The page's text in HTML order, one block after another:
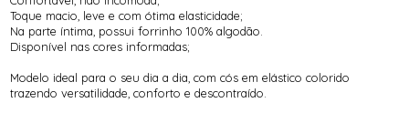
Toque macio, leve e com ótima elasticidade;
Na parte íntima, possui forrinho 100% algodão.
Disponível nas cores informadas;
Modelo ideal para o seu dia a dia, com cós em elástico colorido
trazendo versatilidade, conforto e descontraído.